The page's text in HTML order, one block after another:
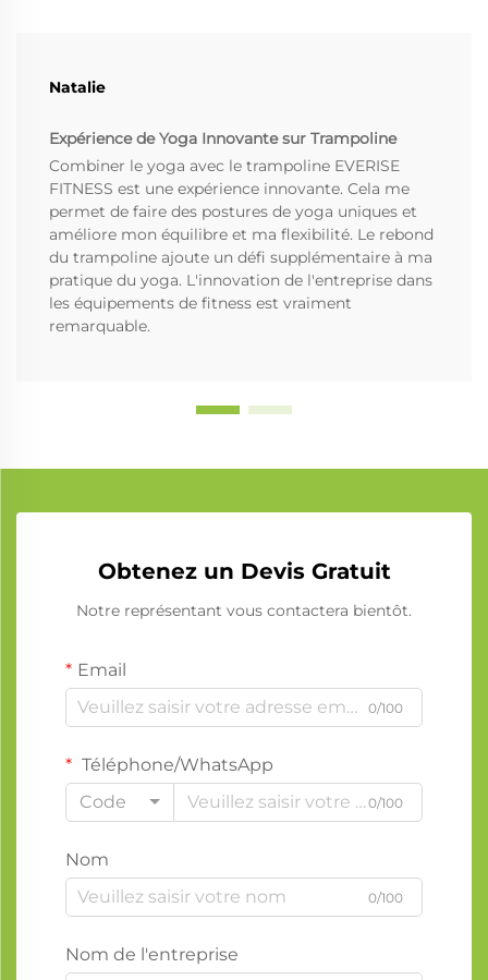
Natalie
Expérience de Yoga Innovante sur Trampoline
Combiner le yoga avec le trampoline EVERISE
FITNESS est une expérience innovante. Cela me
permet de faire des postures de yoga uniques et
améliore mon équilibre et ma flexibilité. Le rebond
du trampoline ajoute un défi supplémentaire à ma
pratique du yoga. L'innovation de l'entreprise dans
les équipements de fitness est vraiment
remarquable.
Obtenez un Devis Gratuit
Notre représentant vous contactera bientôt.
Email
0/100
Téléphone/WhatsApp
Code
0/100
Nom
0/100
Nom de l'entreprise